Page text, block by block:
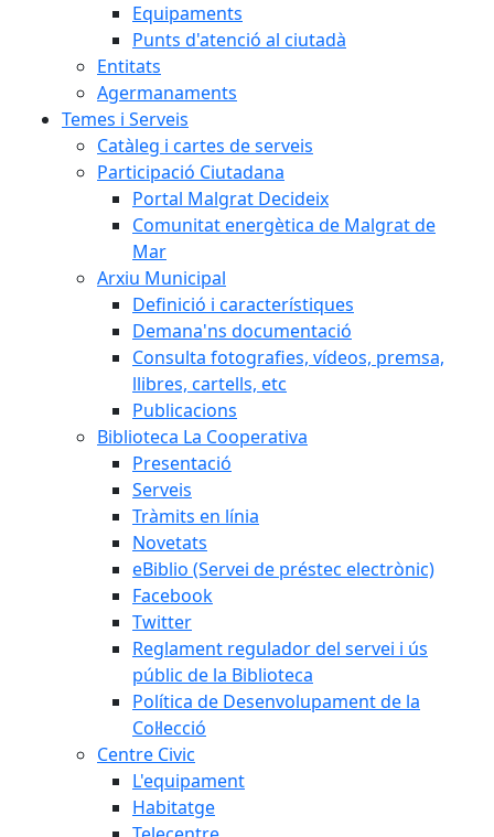
Equipaments
Punts d'atenció al ciutadà
Entitats
Agermanaments
Temes i Serveis
Catàleg i cartes de serveis
Participació Ciutadana
Portal Malgrat Decideix
Comunitat energètica de Malgrat de
Mar
Arxiu Municipal
Definició i característiques
Demana'ns documentació
Consulta fotografies, vídeos, premsa,
llibres, cartells, etc
Publicacions
Biblioteca La Cooperativa
Presentació
Serveis
Tràmits en línia
Novetats
eBiblio (Servei de préstec electrònic)
Facebook
Twitter
Reglament regulador del servei i ús
públic de la Biblioteca
Política de Desenvolupament de la
Col·lecció
Centre Civic
L'equipament
Habitatge